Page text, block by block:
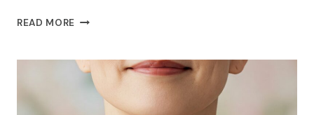
READ MORE BEL
AMELIYAT
ZAMAN
GEREKIR?